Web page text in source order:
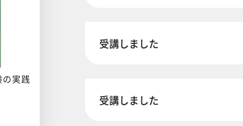
の実践
受講しました
受講しました